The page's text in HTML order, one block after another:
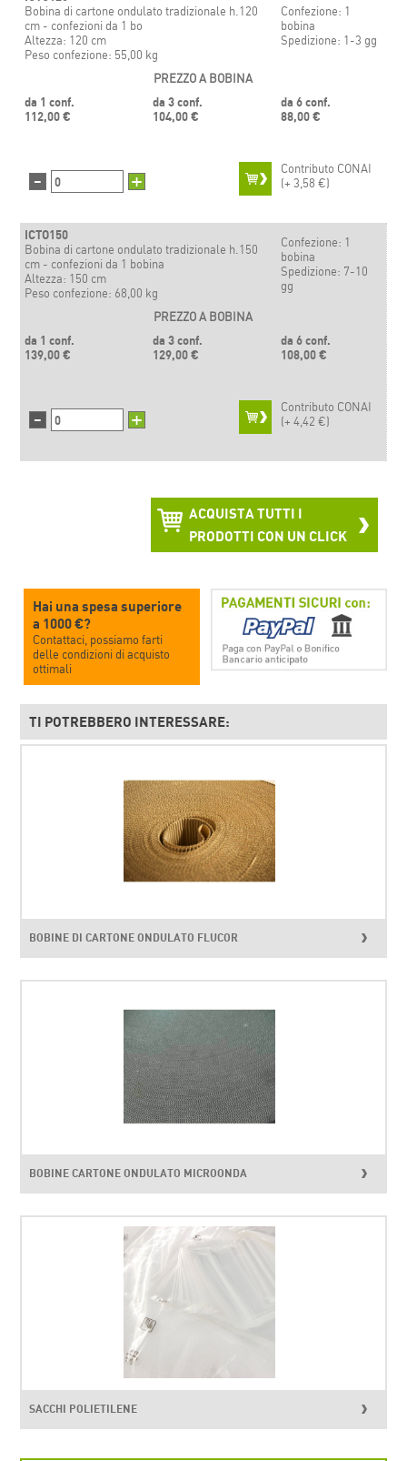
Bobina di cartone ondulato tradizionale h.120
cm - confezioni da 1 bo
Altezza: 120 cm
Peso confezione: 55,00 kg
Confezione: 1
bobina
Spedizione: 1-3 gg
PREZZO A BOBINA
da 1 conf.
112,00 €
da 3 conf.
104,00 €
da 6 conf.
88,00 €
- +
Contributo CONAI
(+ 3,58 €)
ICTO150
Bobina di cartone ondulato tradizionale h.150
cm - confezioni da 1 bobina
Altezza: 150 cm
Peso confezione: 68,00 kg
Confezione: 1
bobina
Spedizione: 7-10
gg
PREZZO A BOBINA
da 1 conf.
139,00 €
da 3 conf.
129,00 €
da 6 conf.
108,00 €
- +
Contributo CONAI
(+ 4,42 €)
ACQUISTA TUTTI I
PRODOTTI CON UN CLICK
Hai una spesa superiore
a 1000 €?
Contattaci, possiamo farti
delle condizioni di acquisto
ottimali
TI POTREBBERO INTERESSARE:
BOBINE DI CARTONE ONDULATO FLUCOR
BOBINE CARTONE ONDULATO MICROONDA
SACCHI POLIETILENE